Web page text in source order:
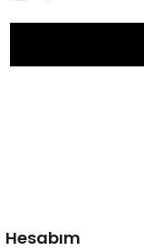
Hesabım